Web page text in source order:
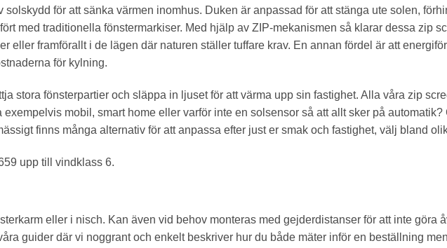
solskydd för att sänka värmen inomhus. Duken är anpassad för att stänga ute solen,
med traditionella fönstermarkiser. Med hjälp av ZIP-mekanismen så klarar dessa zip
eller framförallt i de lägen där naturen ställer tuffare krav. En annan fördel är att
för kylning.
stora fönsterpartier och släppa in ljuset för att värma upp sin fastighet. Alla våra zip
mobil, smart home eller varför inte en solsensor så att allt sker på
finns många alternativ för att anpassa efter just er smak och fastighet, välj bland
upp till vindklass 6.
eller i nisch. Kan även vid behov monteras med gejderdistanser för att inte göra
guider där vi noggrant och enkelt beskriver hur du både mäter inför en beställning